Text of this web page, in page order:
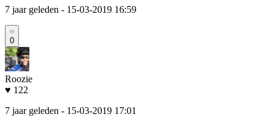
7 jaar geleden - 15-03-2019 16:59
0
Roozie
♥ 122
7 jaar geleden - 15-03-2019 17:01